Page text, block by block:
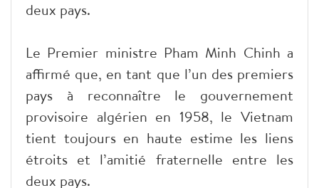
deux pays.
Le Premier ministre Pham Minh Chinh a
affirmé que, en tant que l’un des premiers
pays à reconnaître le gouvernement
provisoire algérien en 1958, le Vietnam
tient toujours en haute estime les liens
étroits et l’amitié fraternelle entre les
deux pays.